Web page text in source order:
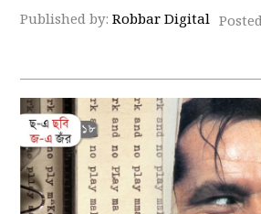
Published by:Robbar Digital